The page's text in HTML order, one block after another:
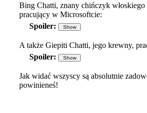
Bing Chatti, znany chińczyk włoskiego
pracujący w Microsoftcie:
Spoiler:
A także Giepiti Chatti, jego krewny,
Spoiler:
Jak widać wszyscy są absolutnie
powinieneś!